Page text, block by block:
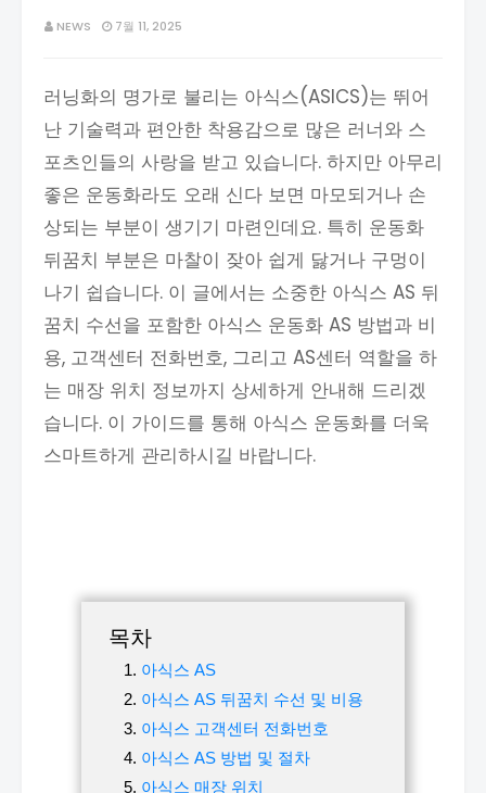
NEWS 7월 11, 2025
러닝화의 명가로 불리는 아식스(ASICS)는 뛰어
난 기술력과 편안한 착용감으로 많은 러너와 스
포츠인들의 사랑을 받고 있습니다. 하지만 아무리
좋은 운동화라도 오래 신다 보면 마모되거나 손
상되는 부분이 생기기 마련인데요. 특히 운동화
뒤꿈치 부분은 마찰이 잦아 쉽게 닳거나 구멍이
나기 쉽습니다. 이 글에서는 소중한 아식스 AS 뒤
꿈치 수선을 포함한 아식스 운동화 AS 방법과 비
용, 고객센터 전화번호, 그리고 AS센터 역할을 하
는 매장 위치 정보까지 상세하게 안내해 드리겠
습니다. 이 가이드를 통해 아식스 운동화를 더욱
스마트하게 관리하시길 바랍니다.
목차
아식스 AS
아식스 AS 뒤꿈치 수선 및 비용
아식스 고객센터 전화번호
아식스 AS 방법 및 절차
아식스 매장 위치